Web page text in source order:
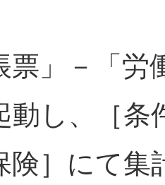
」－「労
動し、［条
］にて集